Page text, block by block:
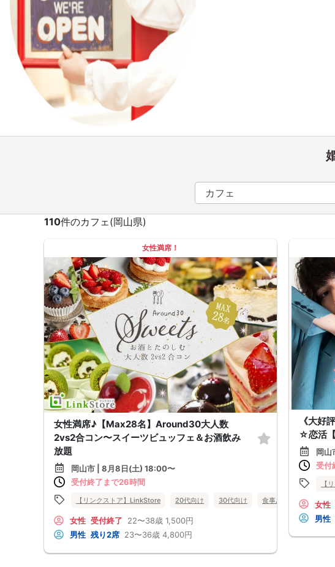
110件のカフェ(岡山県)
女性満席！
女性満席♪【Max28名】Around30大人数
2vs2合コン〜スイーツビュッフェ＆お酒飲み
放題
岡山市 | 8月8日(土) 18:00〜
受付終了まで26時間
【リンクストア】LinkStore 20代向け 30代向け 食事あり 岡山県
女性 受付終了 22〜38歳 1,500円
男性 残り2席 23〜36歳 4,800円
《大好
☆恋活【
岡
受付
【
女性
男性